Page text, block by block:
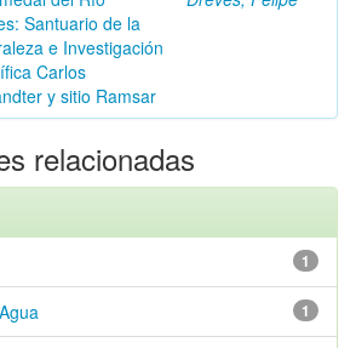
Santuario de la
e Investigación
Carlos
y sitio Ramsar
relacionadas
1
1